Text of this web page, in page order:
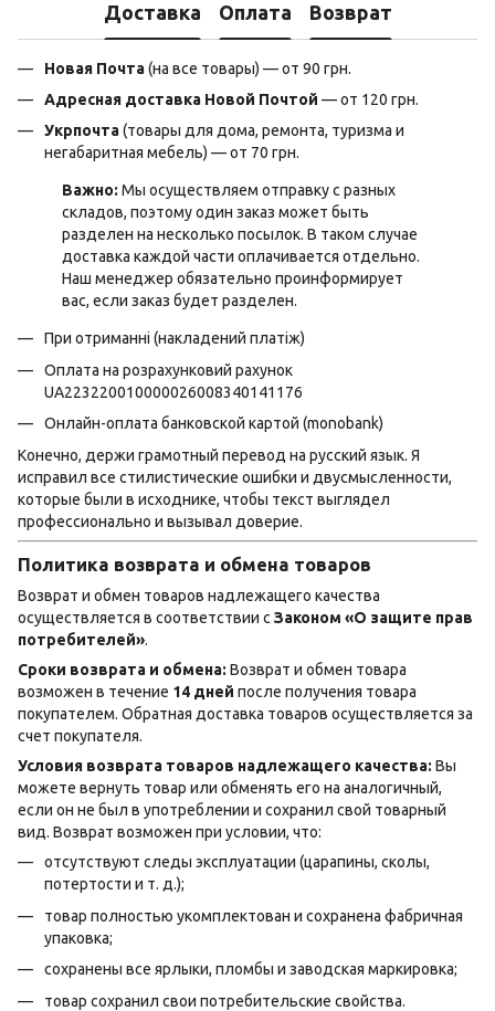
Доставка Оплата Возврат
Новая Почта(на все товары) — от 90 грн.
Адресная доставка Новой Почтой — от 120 грн.
Укрпочта(товары для дома, ремонта, туризма и
негабаритная мебель) — от 70 грн.
Важно: Мы осуществляем отправку с разных
складов, поэтому один заказ может быть
разделен на несколько посылок. В таком случае
доставка каждой части оплачивается отдельно.
Наш менеджер обязательно проинформирует
вас, если заказ будет разделен.
При отриманні (накладений платіж)
Оплата на розрахунковий рахунок
UA223220010000026008340141176
Онлайн-оплата банковской картой (monobank)
Конечно, держи грамотный перевод на русский язык. Я
исправил все стилистические ошибки и двусмысленности,
которые были в исходнике, чтобы текст выглядел
профессионально и вызывал доверие.
Политика возврата и обмена товаров
Возврат и обмен товаров надлежащего качества
осуществляется в соответствии сЗаконом «О защите прав
потребителей».
Сроки возврата и обмена: Возврат и обмен товара
возможен в течение 14 дней после получения товара
покупателем. Обратная доставка товаров осуществляется за
счет покупателя.
Условия возврата товаров надлежащего качества: Вы
можете вернуть товар или обменять его на аналогичный,
если он не был в употреблении и сохранил свой товарный
вид. Возврат возможен при условии, что:
отсутствуют следы эксплуатации (царапины, сколы,
потертости и т. д.);
товар полностью укомплектован и сохранена фабричная
упаковка;
сохранены все ярлыки, пломбы и заводская маркировка;
товар сохранил свои потребительские свойства.